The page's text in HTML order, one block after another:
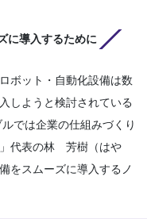
に導入するために
ボット・自動化設備は数
しようと検討されている
では企業の仕組みづくり
代表の林 芳樹（はや
をスムーズに導入するノ